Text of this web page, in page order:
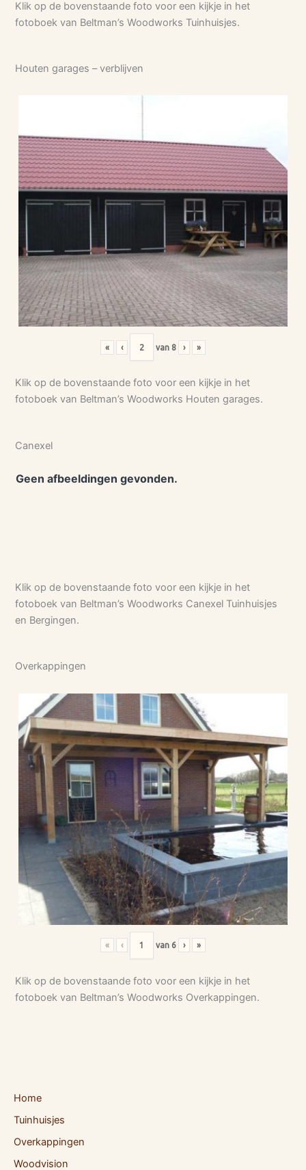
Home
Tuinhuisjes
Overkappingen
Woodvision
Klik op de bovenstaande foto voor een kijkje in het
fotoboek van Beltman’s Woodworks Tuinhuisjes.
Houten garages – verblijven
« ‹ van 8 › »
Klik op de bovenstaande foto voor een kijkje in het
fotoboek van Beltman’s Woodworks Houten garages.
Canexel
Geen afbeeldingen gevonden.
Klik op de bovenstaande foto voor een kijkje in het
fotoboek van Beltman’s Woodworks Canexel Tuinhuisjes
en Bergingen.
Overkappingen
« ‹ van 6 › »
Klik op de bovenstaande foto voor een kijkje in het
fotoboek van Beltman’s Woodworks Overkappingen.